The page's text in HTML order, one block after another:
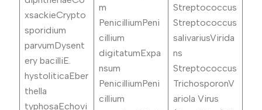
xsackieCrypto
sporidium
parvumDysent
ery bacilliE.
hystoliticaEber
thella
typhosaEchovi
m
PenicilliumPeni
cillium
digitatumExpa
nsum
PenicilliumPeni
cillium
Streptococcus
Streptococcus
salivariusVirida
ns
Streptococcus
TrichosporonV
ariola Virus